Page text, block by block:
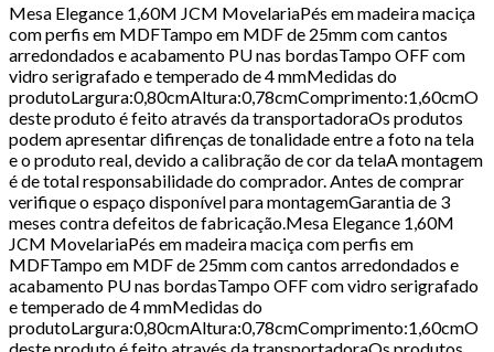
Mesa Elegance 1,60M JCM MovelariaPés em madeira maciça
com perfis em MDFTampo em MDF de 25mm com cantos
arredondados e acabamento PU nas bordasTampo OFF com
vidro serigrafado e temperado de 4 mmMedidas do
produtoLargura:0,80cmAltura:0,78cmComprimento:1,60cmO
deste produto é feito através da transportadoraOs produtos
podem apresentar difirenças de tonalidade entre a foto na tela
e o produto real, devido a calibração de cor da telaA montagem
é de total responsabilidade do comprador. Antes de comprar
verifique o espaço disponível para montagemGarantia de 3
meses contra defeitos de fabricação.Mesa Elegance 1,60M
JCM MovelariaPés em madeira maciça com perfis em
MDFTampo em MDF de 25mm com cantos arredondados e
acabamento PU nas bordasTampo OFF com vidro serigrafado
e temperado de 4 mmMedidas do
produtoLargura:0,80cmAltura:0,78cmComprimento:1,60cmO